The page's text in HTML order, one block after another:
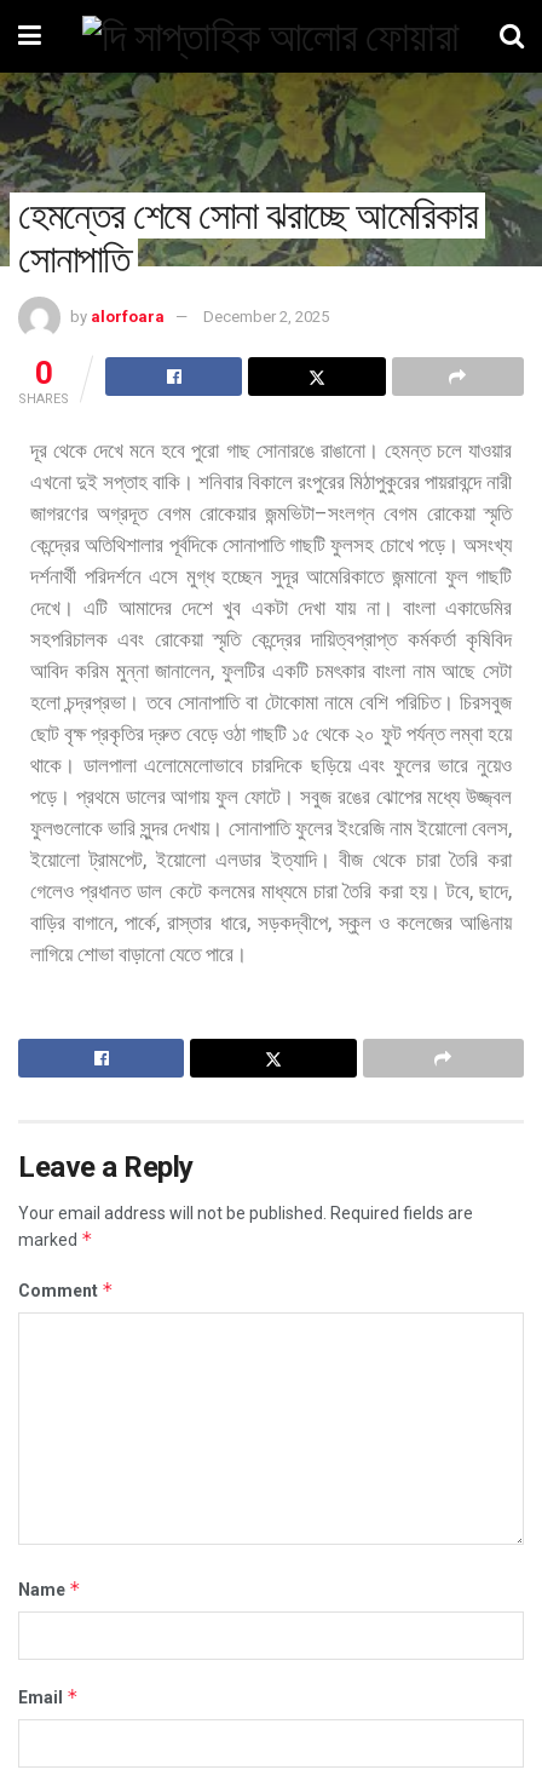
হেমন্তের শেষে সোনা ঝরাচ্ছে আমেরিকার
সোনাপাতি
by alorfoara December 2, 2025
0
SHARES
দূর থেকে দেখে মনে হবে পুরো গাছ সোনারঙে রাঙানো। হেমন্ত চলে যাওয়ার
এখনো দুই সপ্তাহ বাকি। শনিবার বিকালে রংপুরের মিঠাপুকুরের পায়রাবন্দে নারী
জাগরণের অগ্রদূত বেগম রোকেয়ার জন্মভিটা–সংলগ্ন বেগম রোকেয়া স্মৃতি
কেন্দ্রের অতিথিশালার পূর্বদিকে সোনাপাতি গাছটি ফুলসহ চোখে পড়ে। অসংখ্য
দর্শনার্থী পরিদর্শনে এসে মুগ্ধ হচ্ছেন সুদূর আমেরিকাতে জন্মানো ফুল গাছটি
দেখে। এটি আমাদের দেশে খুব একটা দেখা যায় না। বাংলা একাডেমির
সহপরিচালক এবং রোকেয়া স্মৃতি কেন্দ্রের দায়িত্বপ্রাপ্ত কর্মকর্তা কৃষিবিদ
আবিদ করিম মুন্না জানালেন,ফুলটির একটি চমৎকার বাংলা নাম আছে সেটা
হলো চন্দ্রপ্রভা। তবে সোনাপাতি বা টোকোমা নামে বেশি পরিচিত। চিরসবুজ
ছোট বৃক্ষ প্রকৃতির দ্রুত বেড়ে ওঠা গাছটি ১৫ থেকে ২০ ফুট পর্যন্ত লম্বা হয়ে
থাকে। ডালপালা এলোমেলোভাবে চারদিকে ছড়িয়ে এবং ফুলের ভারে নুয়েও
পড়ে। প্রথমে ডালের আগায় ফুল ফোটে। সবুজ রঙের ঝোপের মধ্যে উজ্জ্বল
ফুলগুলোকে ভারি সুন্দর দেখায়। সোনাপাতি ফুলের ইংরেজি নাম ইয়োলো বেলস,
ইয়োলো ট্রামপেট, ইয়োলো এলডার ইত্যাদি। বীজ থেকে চারা তৈরি করা
গেলেও প্রধানত ডাল কেটে কলমের মাধ্যমে চারা তৈরি করা হয়। টবে,ছাদে,
বাড়ির বাগানে,পার্কে,রাস্তার ধারে, সড়কদ্বীপে, স্কুল ও কলেজের আঙিনায়
লাগিয়ে শোভা বাড়ানো যেতে পারে।
Leave a Reply
Your email address will not be published.
Required fields are
marked *
Comment *
Name *
Email *